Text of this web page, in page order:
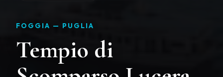
FOGGIA — PUGLIA
Tempio di